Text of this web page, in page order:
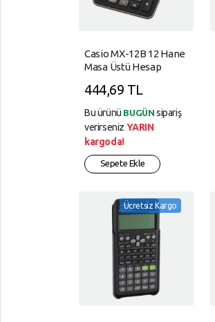
Casio MX-12B 12 Hane
Masa Üstü Hesap
444,69 TL
Bu ürünü BUGÜN sipariş
verirseniz YARIN
kargoda!
Sepete Ekle
Ücretsiz Kargo